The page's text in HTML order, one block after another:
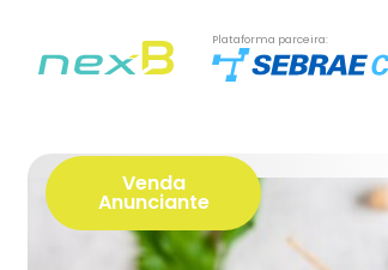
Plataforma parceira:
Venda
Anunciante